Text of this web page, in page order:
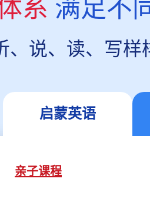
系 满足不
、说、读、写样
启蒙英语
亲子课程